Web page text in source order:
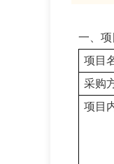
一、
项目
采购
项目